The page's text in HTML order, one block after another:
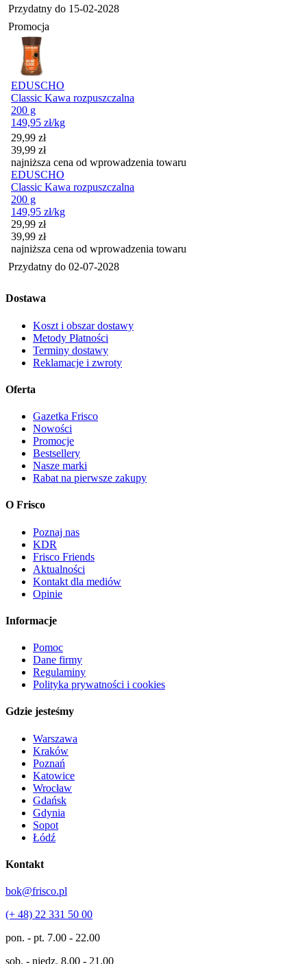
Przydatny do 15-02-2028
Promocja
EDUSCHO
Classic Kawa rozpuszczalna
200 g
149,95 zł/kg
Cena promocyjna
29,99 zł
39,99 zł
najniższa cena od wprowadzenia towaru
EDUSCHO
Classic Kawa rozpuszczalna
200 g
149,95 zł/kg
Cena promocyjna
29,99 zł
39,99 zł
najniższa cena od wprowadzenia towaru
Przydatny do 02-07-2028
Dostawa
Koszt i obszar dostawy
Metody Płatności
Terminy dostawy
Reklamacje i zwroty
Oferta
Gazetka Frisco
Nowości
Promocje
Bestsellery
Nasze marki
Rabat na pierwsze zakupy
O Frisco
Poznaj nas
KDR
Frisco Friends
Aktualności
Kontakt dla mediów
Opinie
Informacje
Pomoc
Dane firmy
Regulaminy
Polityka prywatności i cookies
Gdzie jesteśmy
Warszawa
Kraków
Poznań
Katowice
Wrocław
Gdańsk
Gdynia
Sopot
Łódź
Kontakt
bok@frisco.pl
(+ 48) 22 331 50 00
pon. - pt. 7.00 - 22.00
sob. - niedz. 8.00 - 21.00